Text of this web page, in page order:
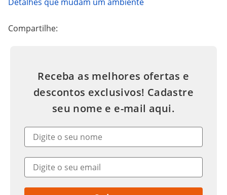
Compartilhe:
Receba as melhores ofertas e
descontos exclusivos! Cadastre
seu nome e e-mail aqui.